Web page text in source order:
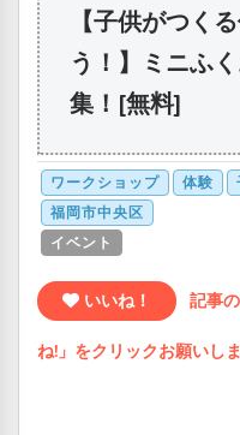
【子供がつく
う！】ミニふ
集！[無料]
ワークショップ 体験
福岡市中央区
イベント
いいね！ 記事
ね!」をクリックお願いし